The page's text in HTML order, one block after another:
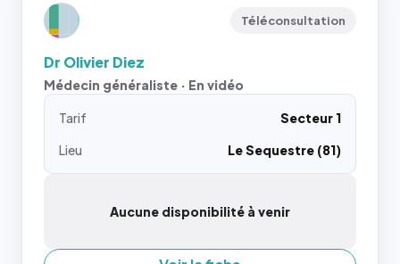
Téléconsultation
Dr Olivier Diez
Médecin généraliste · En vidéo
Tarif
Secteur 1
Lieu
Le Sequestre (81)
Aucune disponibilité à venir